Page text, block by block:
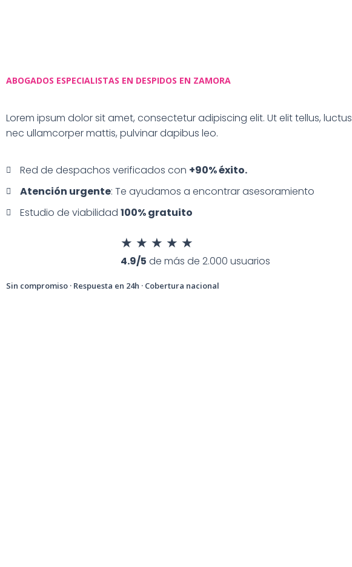
ABOGADOS ESPECIALISTAS EN DESPIDOS EN ZAMORA
Lorem ipsum dolor sit amet, consectetur adipiscing elit. Ut elit tellus, luctus
nec ullamcorper mattis, pulvinar dapibus leo.
Red de despachos verificados con +90% éxito.
Atención urgente: Te ayudamos a encontrar asesoramiento
Estudio de viabilidad 100% gratuito
★ ★ ★ ★ ★
4.9/5 de más de 2.000 usuarios
Sin compromiso · Respuesta en 24h · Cobertura nacional